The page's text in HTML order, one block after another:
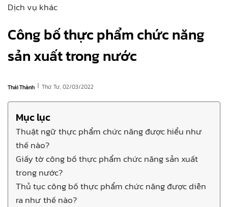
Dịch vụ khác
Công bố thực phẩm chức năng
sản xuất trong nước
Thái Thành | Thứ Tư, 02/03/2022
Mục lục
Thuật ngữ thực phẩm chức năng được hiểu như
thế nào?
Giấy tờ công bố thực phẩm chức năng sản xuất
trong nước?
Thủ tục công bố thực phẩm chức năng được diễn
ra như thế nào?